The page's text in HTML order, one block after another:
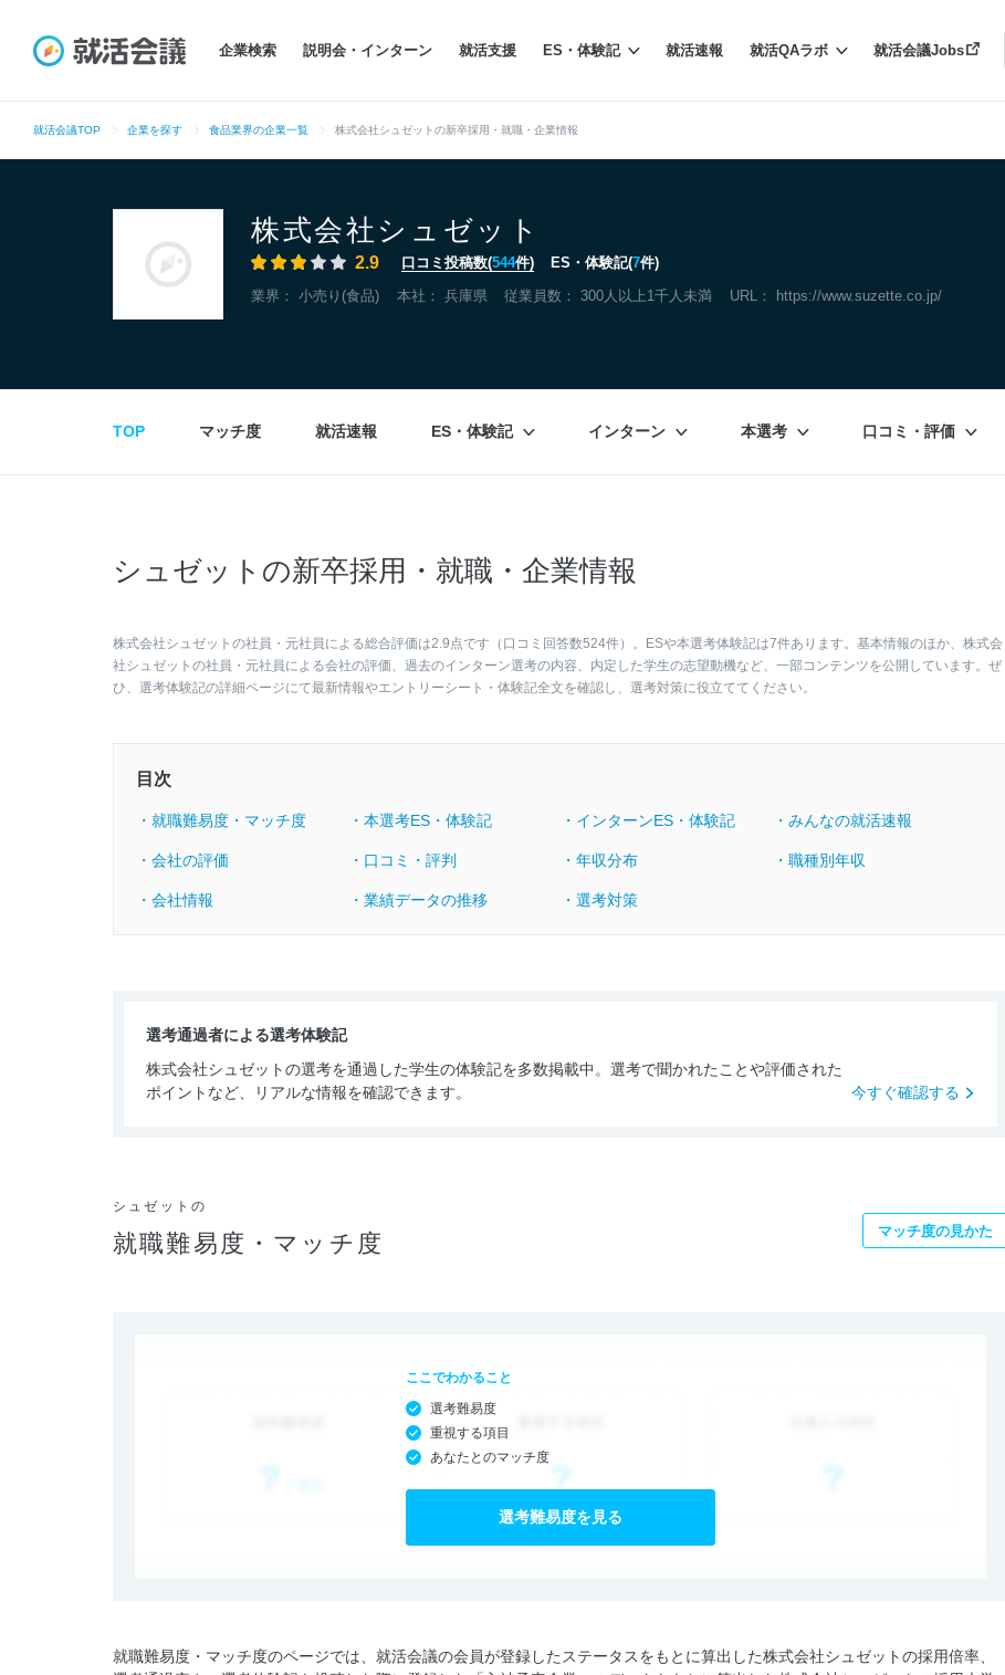
企業検索 説明会・インターン 就活支援 ES・体験記 就活速報 就活QAラボ 就活会議Jobs
就活会議TOP 企業を探す 食品業界の企業一覧 株式会社シュゼットの新卒採用・就職・企業情報
株式会社シュゼット
2.9 口コミ投稿数(544件) ES・体験記(7件)
業界： 小売り(食品) 本社： 兵庫県 従業員数： 300人以上1千人未満 URL： https://www.suzette.co.jp/
TOP マッチ度 就活速報 ES・体験記 インターン 本選考 口コミ・評価
シュゼットの新卒採用・就職・企業情報
株式会社シュゼットの社員・元社員による総合評価は2.9点です（口コミ回答数524件）。ESや本選考体験記は7件あります。基本情報のほか、株式会
社シュゼットの社員・元社員による会社の評価、過去のインターン選考の内容、内定した学生の志望動機など、一部コンテンツを公開しています。ぜ
ひ、選考体験記の詳細ページにて最新情報やエントリーシート・体験記全文を確認し、選考対策に役立ててください。
目次
・就職難易度・マッチ度 ・本選考ES・体験記 ・インターンES・体験記 ・みんなの就活速報
・会社の評価 ・口コミ・評判 ・年収分布 ・職種別年収
・会社情報 ・業績データの推移 ・選考対策
選考通過者による選考体験記
株式会社シュゼットの選考を通過した学生の体験記を多数掲載中。選考で聞かれたことや評価された
ポイントなど、リアルな情報を確認できます。
今すぐ確認する
シュゼットの
就職難易度・マッチ度 マッチ度の見かた
ここでわかること
選考難易度
重視する項目
あなたとのマッチ度
選考難易度を見る
就職難易度・マッチ度のページでは、就活会議の会員が登録したステータスをもとに算出した株式会社シュゼットの採用倍率、